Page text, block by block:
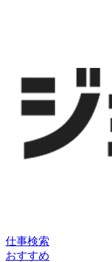
仕事検索
おすすめ